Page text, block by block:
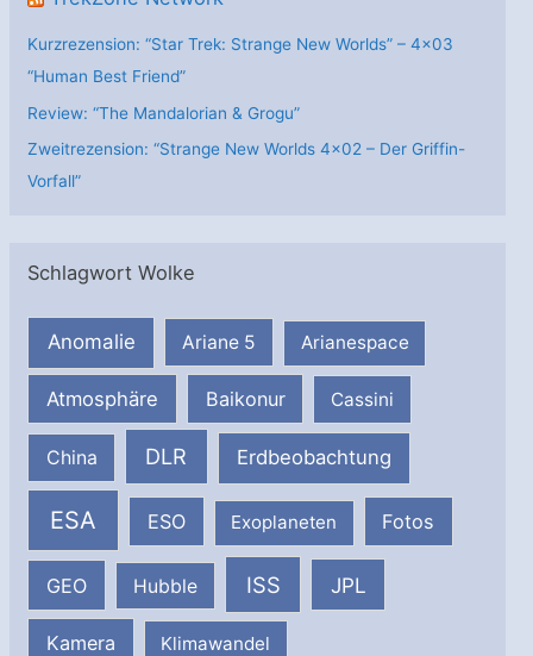
Kurzrezension: “Star Trek: Strange New Worlds” – 4×03
“Human Best Friend”
Review: “The Mandalorian & Grogu”
Zweitrezension: “Strange New Worlds 4×02 – Der Griffin-
Vorfall”
Schlagwort Wolke
Anomalie Ariane 5 Arianespace
Atmosphäre Baikonur Cassini
China DLR Erdbeobachtung
ESA ESO Exoplaneten Fotos
GEO Hubble ISS JPL
Kamera Klimawandel